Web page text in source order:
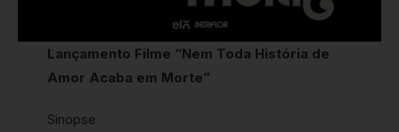
Lançamento Filme “Nem Toda História de
Amor Acaba em Morte”
Sinopse